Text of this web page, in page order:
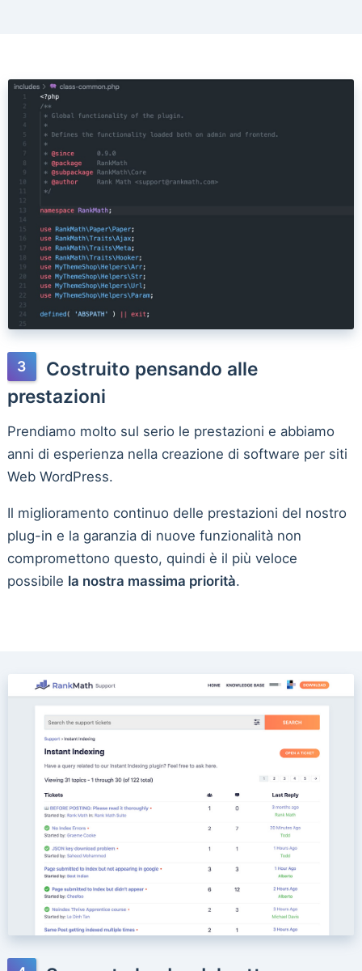
Costruito pensando alle
prestazioni
Prendiamo molto sul serio le prestazioni e abbiamo
anni di esperienza nella creazione di software per siti
Web WordPress.
Il miglioramento continuo delle prestazioni del nostro
plug-in e la garanzia di nuove funzionalità non
compromettono questo, quindi è il più veloce
possibile la nostra massima priorità.